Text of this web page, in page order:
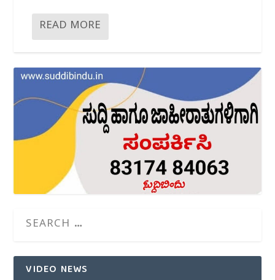
READ MORE
VIDEO NEWS